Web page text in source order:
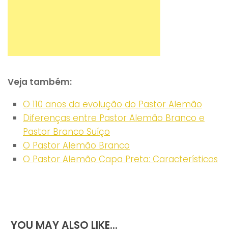
Veja também:
O 110 anos da evolução do Pastor Alemão
Diferenças entre Pastor Alemão Branco e
Pastor Branco Suíço
O Pastor Alemão Branco
O Pastor Alemão Capa Preta: Características
YOU MAY ALSO LIKE...